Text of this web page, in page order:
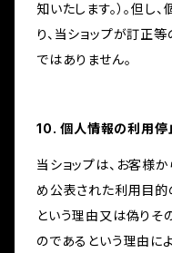
知いたします。）。但
り、当ショップが訂正
ではありません。
10. 個人情報の利用停
当ショップは、お客様
め公表された利用目的
という理由又は偽りそ
のであるという理由に